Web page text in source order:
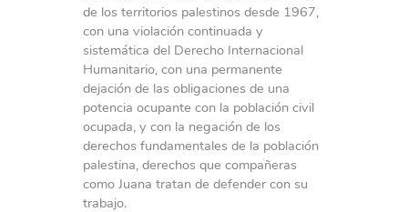
de los territorios palestinos desde 1967,
con una violación continuada y
sistemática del Derecho Internacional
Humanitario, con una permanente
dejación de las obligaciones de una
potencia ocupante con la población civil
ocupada, y con la negación de los
derechos fundamentales de la población
palestina, derechos que compañeras
como Juana tratan de defender con su
trabajo.